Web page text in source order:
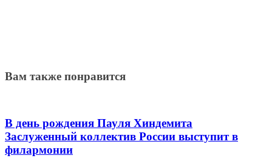
Вам также понравится
В день рождения Пауля Хиндемита
Заслуженный коллектив России выступит в
филармонии